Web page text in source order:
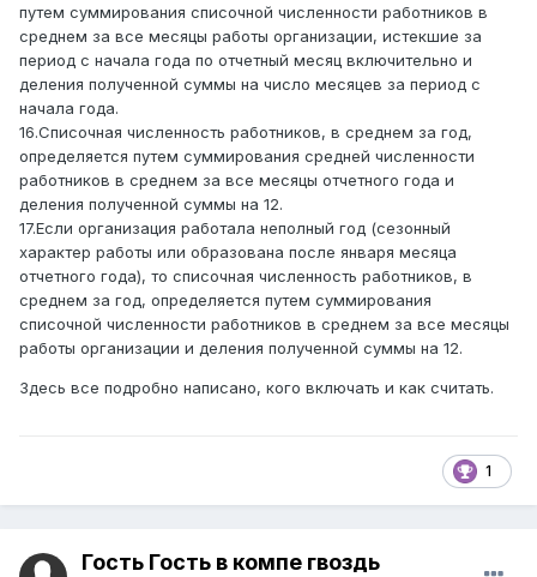
путем суммирования списочной численности работников в
среднем за все месяцы работы организации, истекшие за
период с начала года по отчетный месяц включительно и
деления полученной суммы на число месяцев за период с
начала года.
16.Списочная численность работников, в среднем за год,
определяется путем суммирования средней численности
работников в среднем за все месяцы отчетного года и
деления полученной суммы на 12.
17.Если организация работала неполный год (сезонный
характер работы или образована после января месяца
отчетного года), то списочная численность работников, в
среднем за год, определяется путем суммирования
списочной численности работников в среднем за все месяцы
работы организации и деления полученной суммы на 12.
Здесь все подробно написано, кого включать и как считать.
1
Гость Гость в компе гвоздь